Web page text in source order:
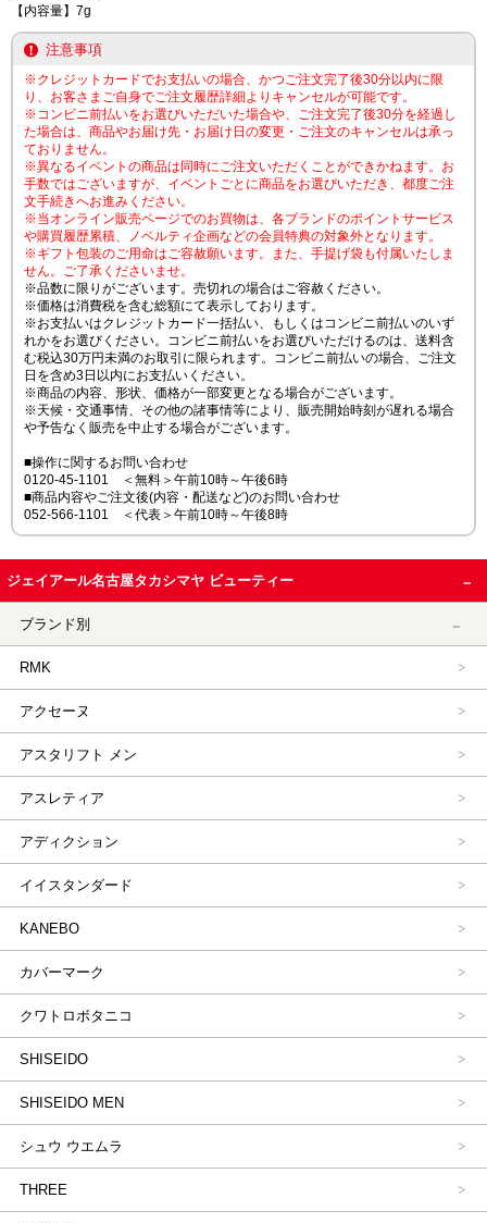
【内容量】7g
注意事項
※クレジットカードでお支払いの場合、かつご注文完了後30分以内に限
り、お客さまご自身でご注文履歴詳細よりキャンセルが可能です。
※コンビニ前払いをお選びいただいた場合や、ご注文完了後30分を経過し
た場合は、商品やお届け先・お届け日の変更・ご注文のキャンセルは承っ
ておりません。
※異なるイベントの商品は同時にご注文いただくことができかねます。お
手数ではございますが、イベントごとに商品をお選びいただき、都度ご注
文手続きへお進みください。
※当オンライン販売ページでのお買物は、各ブランドのポイントサービス
や購買履歴累積、ノベルティ企画などの会員特典の対象外となります。
※ギフト包装のご用命はご容赦願います。また、手提げ袋も付属いたしま
せん。ご了承くださいませ。
※品数に限りがございます。売切れの場合はご容赦ください。
※価格は消費税を含む総額にて表示しております。
※お支払いはクレジットカード一括払い、もしくはコンビニ前払いのいず
れかをお選びください。コンビニ前払いをお選びいただけるのは、送料含
む税込30万円未満のお取引に限られます。コンビニ前払いの場合、ご注文
日を含め3日以内にお支払いください。
※商品の内容、形状、価格が一部変更となる場合がございます。
※天候・交通事情、その他の諸事情等により、販売開始時刻が遅れる場合
や予告なく販売を中止する場合がございます。
■操作に関するお問い合わせ
0120-45-1101 ＜無料＞午前10時～午後6時
■商品内容やご注文後(内容・配送など)のお問い合わせ
052-566-1101 ＜代表＞午前10時～午後8時
ジェイアール名古屋タカシマヤ ビューティー
ブランド別
RMK
アクセーヌ
アスタリフト メン
アスレティア
アディクション
イイスタンダード
KANEBO
カバーマーク
クワトロボタニコ
SHISEIDO
SHISEIDO MEN
シュウ ウエムラ
THREE